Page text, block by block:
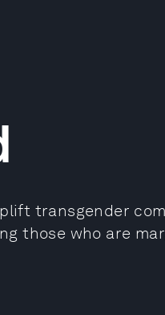
transgender
those who are